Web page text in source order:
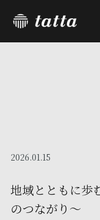
2026.01.15
地域とともに歩
のつながり〜